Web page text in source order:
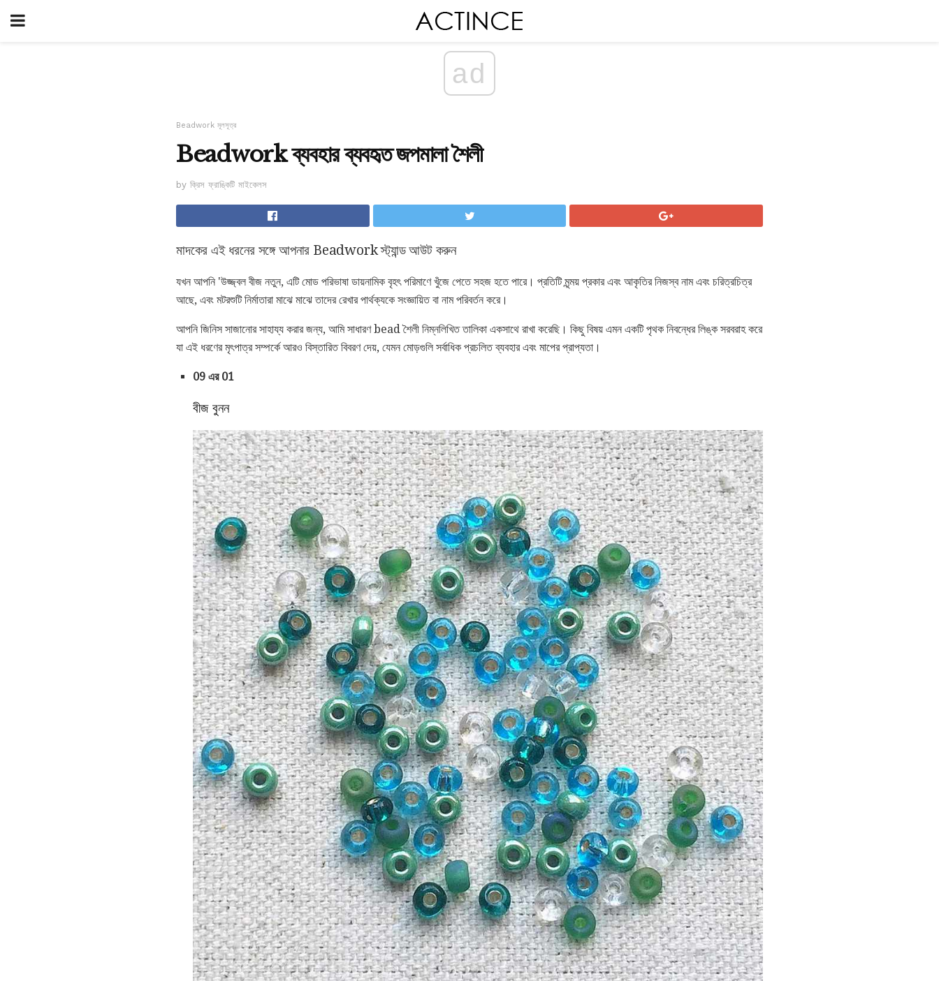
ad
Beadwork মূলসূত্র
Beadwork ব্যবহার ব্যবহৃত জপমালা শৈলী
by ক্রিস ফ্রাঙ্কিটি মাইকেলস
মাদকের এই ধরনের সঙ্গে আপনার Beadwork স্ট্যান্ড আউট করুন
যখন আপনি 'উজ্জ্বল বীজ নতুন, এটি মোড পরিভাষা ডায়নামিক বৃহৎ পরিমাণে খুঁজে পেতে সহজ হতে পারে। প্রতিটি মৃন্ময় প্রকার এবং আকৃতির নিজস্ব নাম এবং চরিত্রচিত্র
আছে, এবং মটরশুটি নির্মাতারা মাঝে মাঝে তাদের রেখার পার্থক্যকে সংজ্ঞায়িত বা নাম পরিবর্তন করে।
আপনি জিনিস সাজানোর সাহায্য করার জন্য, আমি সাধারণ bead শৈলী নিম্নলিখিত তালিকা একসাথে রাখা করেছি। কিছু বিষয় এমন একটি পৃথক নিবন্ধের লিঙ্ক সরবরাহ করে
যা এই ধরণের মৃৎপাত্র সম্পর্কে আরও বিস্তারিত বিবরণ দেয়, যেমন মোড়গুলি সর্বাধিক প্রচলিত ব্যবহার এবং মাপের প্রাপ্যতা।
09 এর 01
বীজ বুনন